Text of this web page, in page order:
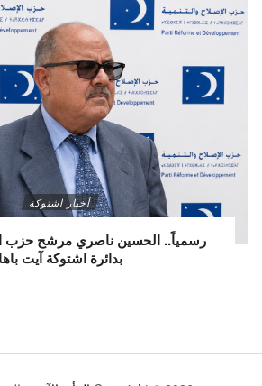
أخبار اشتوكة
رسمياً.. الحسين ناصري مرشح حزب
بدائرة اشتوكة آيت باها